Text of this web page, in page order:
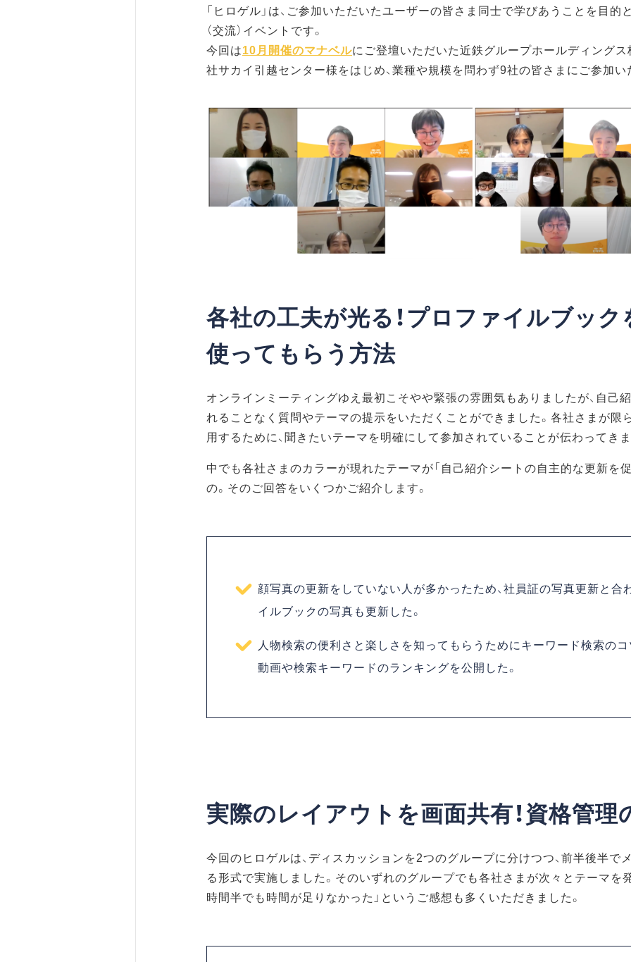
「ヒロゲル」は、ご参加いただいたユーザーの皆さま同士で学びあうことを目的
（交流）イベントです。
今回は10月開催のマナベルにご登壇いただいた近鉄グループホールディング
社サカイ引越センター様をはじめ、業種や規模を問わず9社の皆さまにご参加い
各社の工夫が光る！プロファイルブック
使ってもらう方法
オンラインミーティングゆえ最初こそやや緊張の雰囲気もありましたが、自己
れることなく質問やテーマの提示をいただくことができました。各社さまが限
用するために、聞きたいテーマを明確にして参加されていることが伝わってきま
中でも各社さまのカラーが現れたテーマが「自己紹介シートの自主的な更新を
の。そのご回答をいくつかご紹介します。
顔写真の更新をしていない人が多かったため、社員証の写真更新と合
イルブックの写真も更新した。
人物検索の便利さと楽しさを知ってもらうためにキーワード検索の
動画や検索キーワードのランキングを公開した。
実際のレイアウトを画面共有！資格管理
今回のヒロゲルは、ディスカッションを2つのグループに分けつつ、前半後半で
る形式で実施しました。そのいずれのグループでも各社さまが次々とテーマを
時間半でも時間が足りなかった」というご感想も多くいただきました。